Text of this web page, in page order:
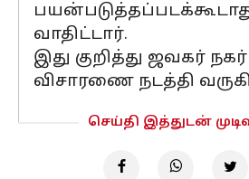
வாதிட்டார்.
இது குறித்து ஜவகர்
விசாரணை நடத்தி
செய்தி இத்துடன்